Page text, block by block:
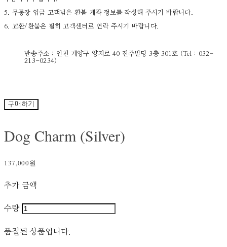
5. 무통장 입금 고객님은 환불 계좌 정보를 작성해 주시기 바랍니다.
6. 교환/환불은 필히 고객센터로 연락 주시기 바랍니다.
반송주소 : 인천 계양구 양지로 40 진주빌딩 3층 301호 (Tel : 032-
213-0234)
구매하기
Dog Charm (Silver)
137,000원
추가 금액
수량
품절된 상품입니다.